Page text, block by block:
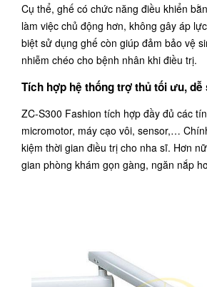
Cụ thể, ghế có chức năng điều khiển
làm việc chủ động hơn, không gây áp
biệt sử dụng ghế còn giúp đảm bảo vệ
nhiễm chéo cho bệnh nhân khi điều trị.
Tích hợp hệ thống trợ thủ tối ưu, dễ
ZC-S300 Fashion tích hợp đầy đủ các
micromotor, máy cạo vôi, sensor,…
kiệm thời gian điều trị cho nha sĩ. Hơn
gian phòng khám gọn gàng, ngăn nắp